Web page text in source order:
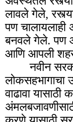
लावले गेले,
पण
बनवले गेले. पण
आणि आपली शहरं
नवीन
वाढावा यासाठी